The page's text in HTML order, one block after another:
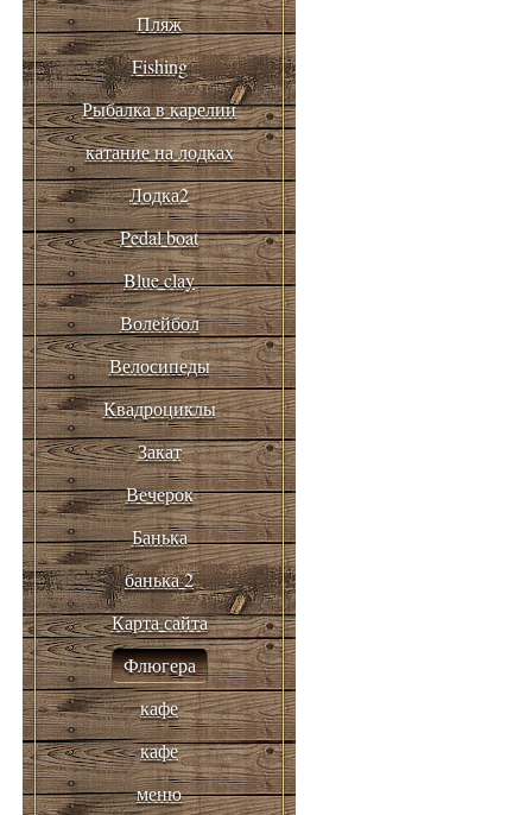
Пляж
Fishing
Рыбалка в карелии
катание на лодках
Лодка2
Pedal boat
Blue clay
Волейбол
Велосипеды
Квадроциклы
Закат
Вечерок
Банька
банька 2
Карта сайта
Флюгера
кафе
кафе
меню